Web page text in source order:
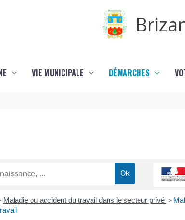
VIE MUNICIPALE DÉMARCHES
Maladie ou accident du travail dans le secteur privé >